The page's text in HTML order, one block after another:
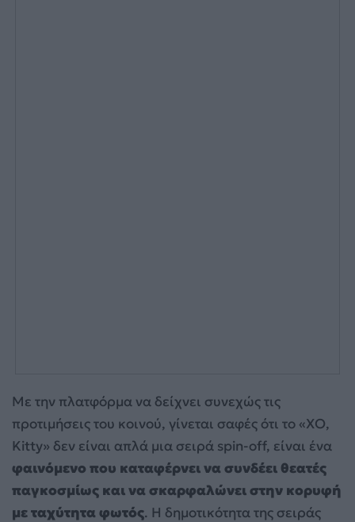
Με την πλατφόρμα να δείχνει συνεχώς τις
προτιμήσεις του κοινού, γίνεται σαφές ότι το «XO,
Kitty» δεν είναι απλά μια σειρά spin-off, είναι ένα
φαινόμενο που καταφέρνει να συνδέει θεατές
παγκοσμίως και να σκαρφαλώνει στην κορυφή
με ταχύτητα φωτός. Η δημοτικότητα της σειράς